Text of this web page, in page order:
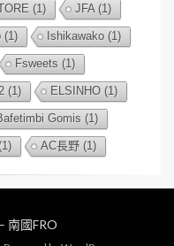
(1) JFA (1)
(1) Ishikawako (1)
Fsweets (1)
(1) ELSINHO (1)
Gomis (1)
AC長野 (1)
南國FRO